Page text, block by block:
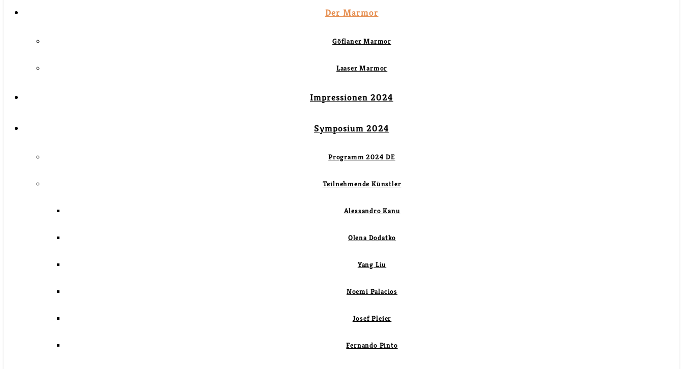
Der Marmor
Göflaner Marmor
Laaser Marmor
Impressionen 2024
Symposium 2024
Programm 2024 DE
Teilnehmende Künstler
Alessandro Kanu
Olena Dodatko
Yang Liu
Noemi Palacios
Josef Pleier
Fernando Pinto